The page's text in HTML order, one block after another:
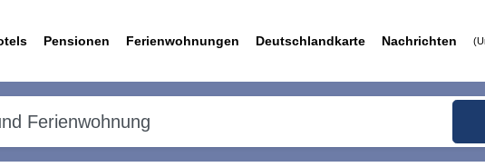
Pensionen Ferienwohnungen Deutschlandkarte Nachrichten